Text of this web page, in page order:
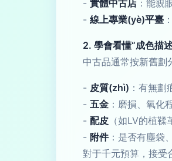
- 實體中古店 ：能親
- 線上專業(yè)平臺
2. 學會看懂“成色描
中古品通常按新舊劃
- 皮質(zhì) ：有無劃
- 五金 ：磨損、氧化
- 配皮 （如LV的植鞣
- 附件：是否有塵袋
對于千元預算，接受